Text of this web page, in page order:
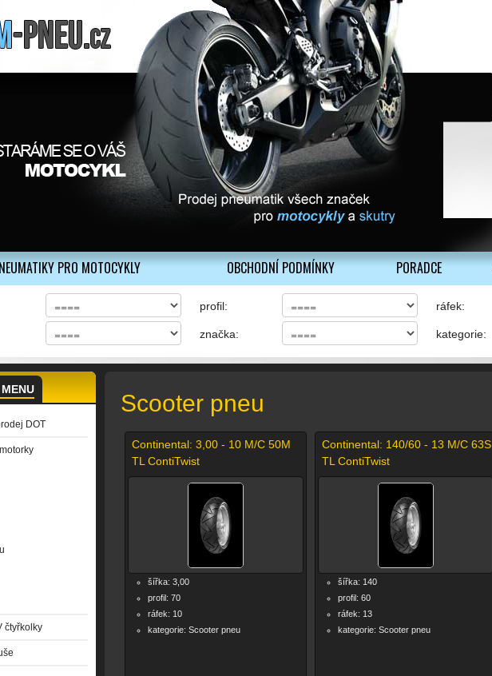
Scooter pneu
Continental: 3,00 - 10 M/C 50M
TL ContiTwist
šířka: 3,00
profil: 70
ráfek: 10
kategorie: Scooter pneu
Continental: 140/60 - 13 M/C 63S
TL ContiTwist
šířka: 140
profil: 60
ráfek: 13
kategorie: Scooter pneu
PRO MOTOCYKLY OBCHODNÍ PODMÍNKY PORADCE
profil: ráfek:
značka: kategorie:
DOT
čtyřkolky